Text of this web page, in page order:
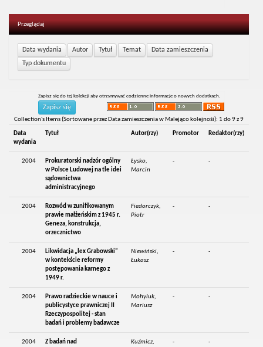
Przeglądaj
Zapisz się do tej kolekcji aby otrzymywać codzienne informacje o nowych dodatkach.
Collection's Items (Sortowane przez Data zamieszczenia w Malejąco kolejnośi): 1 do 9 z 9
Data
wydania
Tytuł Autor(rzy) Promotor Redaktor(rzy)
2004
Prokuratorski nadzór ogólny
w Polsce Ludowej na tle idei
sądownictwa
administracyjnego
Łysko,
Marcin
- -
2004
Rozwód w zunifikowanym
prawie małżeńskim z 1945 r.
Geneza, konstrukcja,
orzecznictwo
Fiedorczyk,
Piotr
- -
2004
Likwidacja „lex Grabowski”
w kontekście reformy
postępowania karnego z
1949 r.
Niewiński,
Łukasz
- -
2004
Prawo radzieckie w nauce i
publicystyce prawniczej II
Rzeczypospolitej - stan
badań i problemy badawcze
Mohyluk,
Mariusz
- -
2004
Z badań nad
Kuźmicz,
- -